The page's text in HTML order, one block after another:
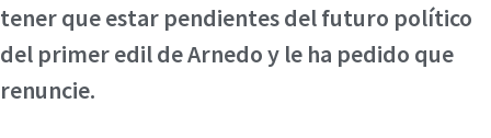
tener que estar pendientes del futuro político
del primer edil de Arnedo y le ha pedido que
renuncie.